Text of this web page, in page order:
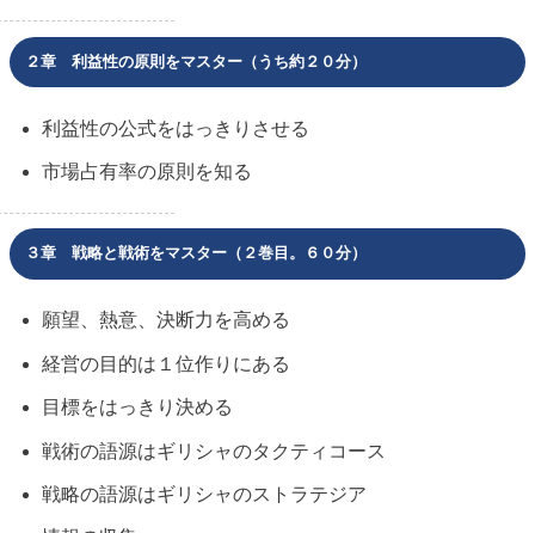
２章 利益性の原則をマスター（うち約２０分）
利益性の公式をはっきりさせる
市場占有率の原則を知る
３章 戦略と戦術をマスター（２巻目。６０分）
願望、熱意、決断力を高める
経営の目的は１位作りにある
目標をはっきり決める
戦術の語源はギリシャのタクティコース
戦略の語源はギリシャのストラテジア